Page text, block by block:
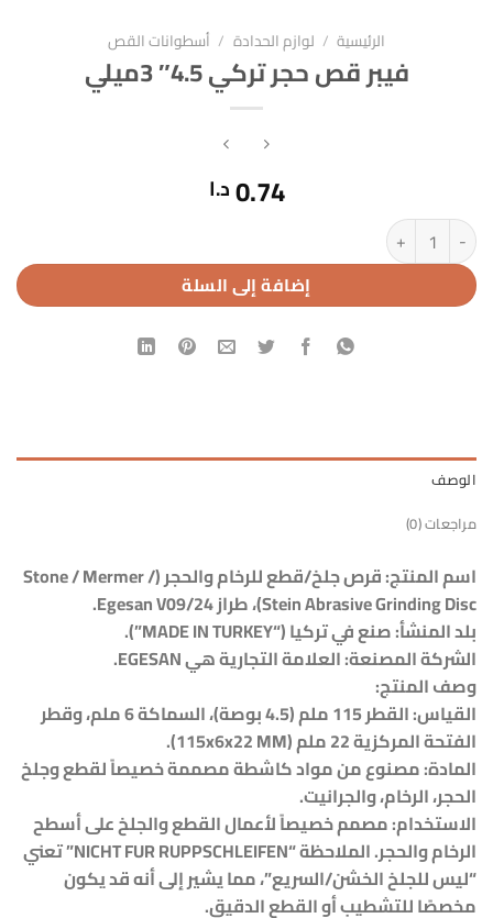
الرئيسية / لوازم الحدادة / أسطوانات القص
فيبر قص حجر تركي 4.5″ 3ميلي
0.74د.ا
كمية فيبر قص حجر تركي 4.5" 3ميلي
إضافة إلى السلة
الوصف
مراجعات (0)
اسم المنتج: قرص جلخ/قطع للرخام والحجر (Stone / Mermer /
Stein Abrasive Grinding Disc)، طراز Egesan V09/24.
بلد المنشأ: صنع في تركيا (“MADE IN TURKEY”).
الشركة المصنعة: العلامة التجارية هي EGESAN.
وصف المنتج:
القياس: القطر 115 ملم (4.5 بوصة)، السماكة 6 ملم، وقطر
الفتحة المركزية 22 ملم (115x6x22 MM).
المادة: مصنوع من مواد كاشطة مصممة خصيصاً لقطع وجلخ
الحجر، الرخام، والجرانيت.
الاستخدام: مصمم خصيصاً لأعمال القطع والجلخ على أسطح
الرخام والحجر. الملاحظة “NICHT FUR RUPPSCHLEIFEN” تعني
“ليس للجلخ الخشن/السريع”، مما يشير إلى أنه قد يكون
مخصصًا للتشطيب أو القطع الدقيق.